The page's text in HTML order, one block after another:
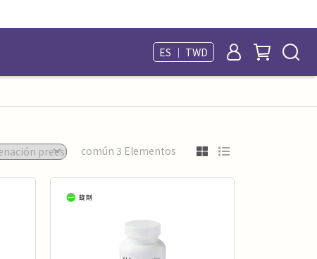
ES ｜ TWD
común 3 Elementos